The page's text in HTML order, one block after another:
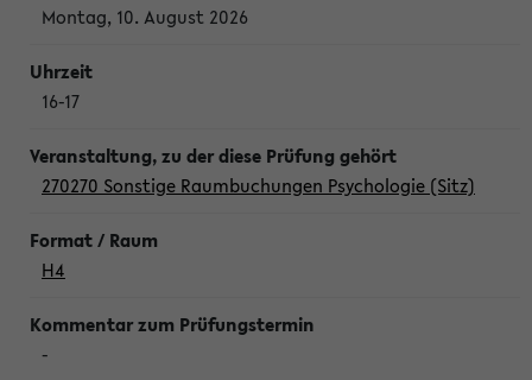
Montag, 10. August 2026
16-17
270270 Sonstige Raumbuchungen Psychologie (Sitz)
H4
-